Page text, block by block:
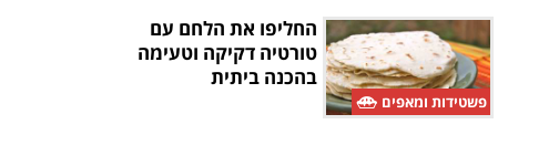
פשטידות ומאפים
החליפו את הלחם עם
טורטיה דקיקה וטעימה
בהכנה ביתית